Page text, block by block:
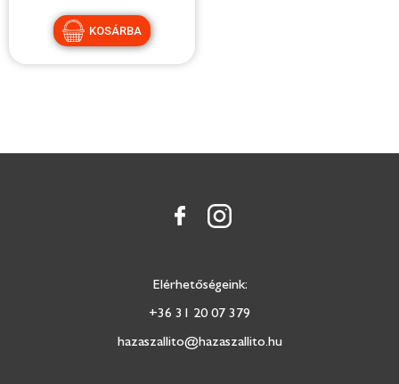
Elérhetőségeink:
+36 31 20 07 379
hazaszallito@hazaszallito.hu